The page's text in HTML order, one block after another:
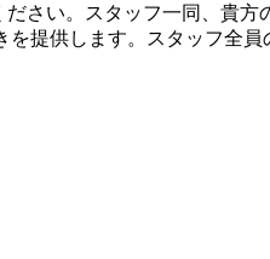
さい。スタッフ一同、貴方
提供します。スタッフ全